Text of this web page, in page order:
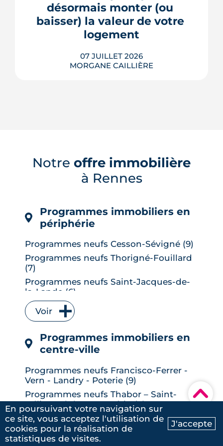
Ma recherche Contactez-nous
▾
plus en plus décisif à mesure que...
LIRE L'ARTICLE
désormais monter (ou
baisser) la valeur de votre
logement
07 JUILLET 2026
MORGANE CAILLIÈRE
possible, risque de décote, limites du
DPE, atout du neuf : ce qu'il faut savoir
avant d'acheter ou de revendre.
Notre offre immobilière
à Rennes
Programmes immobiliers en
périphérie
Programmes neufs Cesson-Sévigné (9)
Programmes neufs Thorigné-Fouillard
(7)
Programmes neufs Saint-Jacques-de-
la-Lande (6)
Programmes neufs Vitré (6)
Programmes neufs Bruz (5)
Programmes neufs L' Hermitage (5)
Programmes neufs Le Rheu (5)
Programmes neufs Vezin-le-Coquet (4)
Programmes neufs Betton (3)
Programmes neufs La Chapelle-des-
Fougeretz (3)
Programmes neufs Liffré (3)
Programmes neufs Mordelles (3)
Voir
Programmes immobiliers en
centre-ville
Programmes neufs Francisco-Ferrer -
Vern - Landry - Poterie (9)
Programmes neufs Thabor – Saint-
Hélier - Alphonse Guérin (9)
Programmes neufs Sud-Gare (7)
Programmes neufs Bourg-l'Évesque -
la Touche - Moulin du Comte (6)
Voir
En poursuivant votre navigation sur
ce site, vous acceptez l'utilisation de
cookies pour la réalisation de
statistiques de visites.
J'accepte